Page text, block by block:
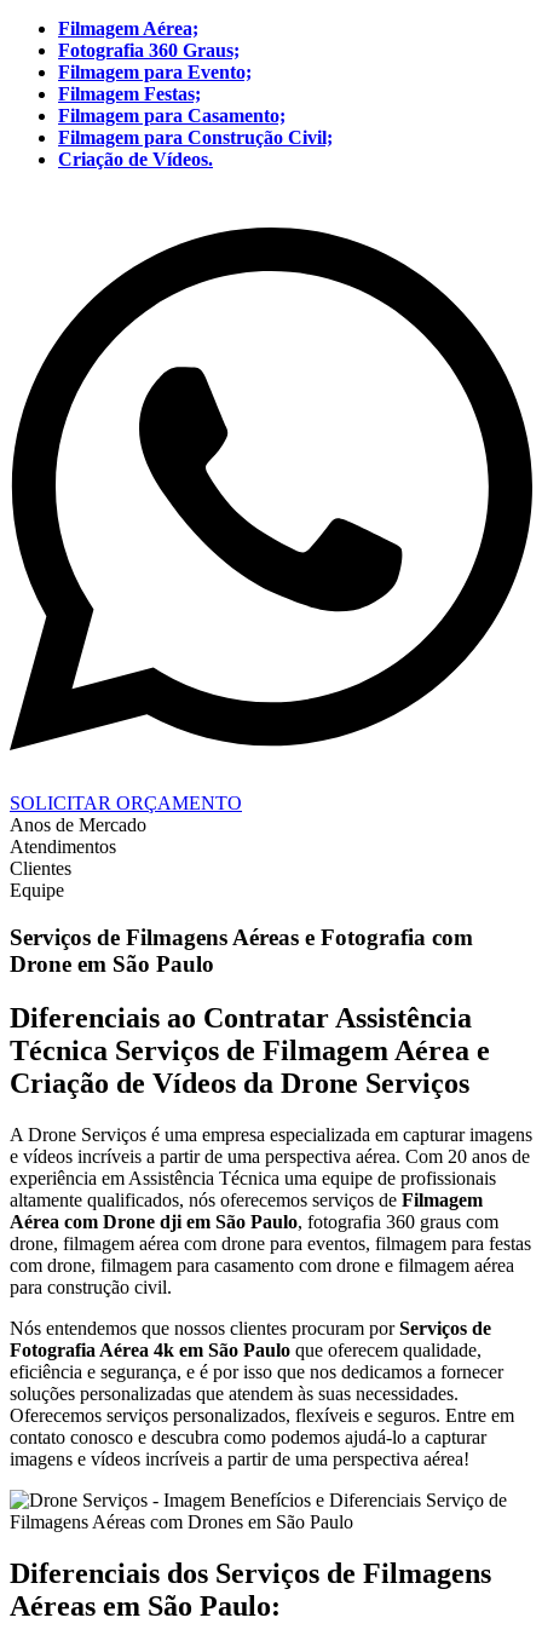
Filmagem Aérea;
Fotografia 360 Graus;
Filmagem para Evento;
Filmagem Festas;
Filmagem para Casamento;
Filmagem para Construção Civil;
Criação de Vídeos.
SOLICITAR ORÇAMENTO
Anos de Mercado
Atendimentos
Clientes
Equipe
Serviços de Filmagens Aéreas e Fotografia com
Drone em São Paulo
Diferenciais ao Contratar Assistência
Técnica Serviços de Filmagem Aérea e
Criação de Vídeos da Drone Serviços
A Drone Serviços é uma empresa especializada em capturar imagens
e vídeos incríveis a partir de uma perspectiva aérea. Com 20 anos de
experiência em Assistência Técnica uma equipe de profissionais
altamente qualificados, nós oferecemos serviços de Filmagem
Aérea com Drone dji em São Paulo, fotografia 360 graus com
drone, filmagem aérea com drone para eventos, filmagem para festas
com drone, filmagem para casamento com drone e filmagem aérea
para construção civil.
Nós entendemos que nossos clientes procuram porServiços de
Fotografia Aérea 4k em São Paulo que oferecem qualidade,
eficiência e segurança, e é por isso que nos dedicamos a fornecer
soluções personalizadas que atendem às suas necessidades.
Oferecemos serviços personalizados, flexíveis e seguros. Entre em
contato conosco e descubra como podemos ajudá-lo a capturar
imagens e vídeos incríveis a partir de uma perspectiva aérea!
Diferenciais dos Serviços de Filmagens
Aéreas em São Paulo: